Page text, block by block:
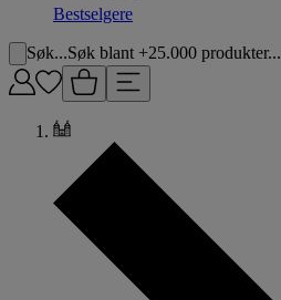
Bestselgere
Søk...Søk blant +25.000 produkter...